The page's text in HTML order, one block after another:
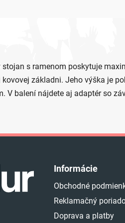
s ramenom poskytuje
základni. Jeho výška je
V balení nájdete aj adaptér so
Informácie
Obchodné
Reklamačný
Doprava a platby